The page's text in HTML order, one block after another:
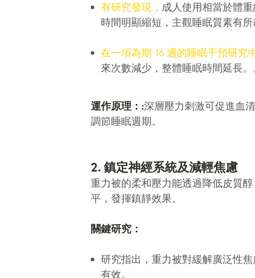
有研究發現， 成人使用相當於體
時間明顯縮短，主觀睡眠質素有所
在一項為期 16 週的睡眠干預研究
來次數減少，整體睡眠時間延長
運作原理： :深層壓力刺激可促進血
調節睡眠週期。
2. 鎮定神經系統及減輕焦慮
重力被的柔和壓力能透過降低皮質
平，發揮鎮靜效果。
關鍵研究：
研究指出，重力被對緩解廣泛性
有效。